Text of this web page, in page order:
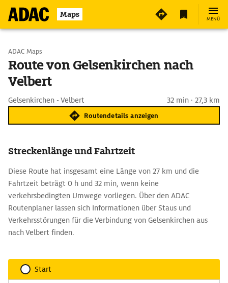
Maps MENÜ
Start wählen
Ziel eingeben
ADAC Maps
Route von Gelsenkirchen nach
Velbert
Gelsenkirchen - Velbert 32 min · 27,3 km
Routendetails anzeigen
Streckenlänge und Fahrtzeit
Diese Route hat insgesamt eine Länge von 27 km und die
Fahrtzeit beträgt 0 h und 32 min, wenn keine
verkehrsbedingten Umwege vorliegen. Über den ADAC
Routenplaner lassen sich Informationen über Staus und
Verkehrsstörungen für die Verbindung von Gelsenkirchen aus
nach Velbert finden.
Start